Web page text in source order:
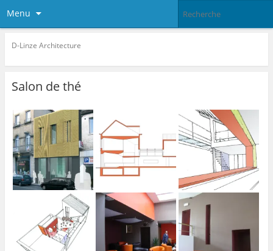
Menu
D-Linze Architecture
Salon de thé